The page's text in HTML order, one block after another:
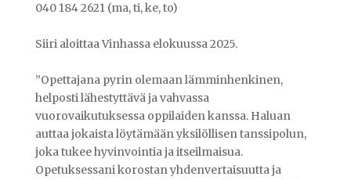
040 184 2621 (ma, ti, ke, to)
Siiri aloittaa Vinhassa elokuussa 2025.
”Opettajana pyrin olemaan lämminhenkinen,
helposti lähestyttävä ja vahvassa
vuorovaikutuksessa oppilaiden kanssa. Haluan
auttaa jokaista löytämään yksilöllisen tanssipolun,
joka tukee hyvinvointia ja itseilmaisua.
Opetuksessani korostan yhdenvertaisuutta ja